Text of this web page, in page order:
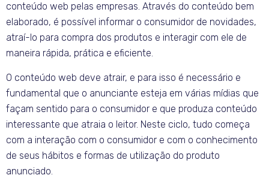
conteúdo web pelas empresas. Através do conteúdo bem
elaborado, é possível informar o consumidor de novidades,
atraí-lo para compra dos produtos e interagir com ele de
maneira rápida, prática e eficiente.
O conteúdo web deve atrair, e para isso é necessário e
fundamental que o anunciante esteja em várias mídias que
façam sentido para o consumidor e que produza conteúdo
interessante que atraia o leitor. Neste ciclo, tudo começa
com a interação com o consumidor e com o conhecimento
de seus hábitos e formas de utilização do produto
anunciado.